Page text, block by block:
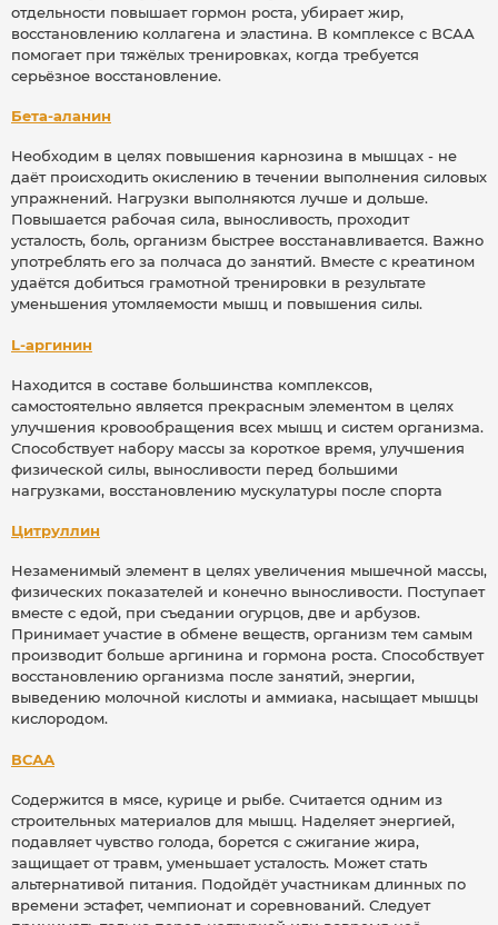
отдельности повышает гормон роста, убирает жир,
восстановлению коллагена и эластина. В комплексе с ВСАА
помогает при тяжёлых тренировках, когда требуется
серьёзное восстановление.
Бета-аланин
Необходим в целях повышения карнозина в мышцах - не
даёт происходить окислению в течении выполнения силовых
упражнений. Нагрузки выполняются лучше и дольше.
Повышается рабочая сила, выносливость, проходит
усталость, боль, организм быстрее восстанавливается. Важно
употреблять его за полчаса до занятий. Вместе с креатином
удаётся добиться грамотной тренировки в результате
уменьшения утомляемости мышц и повышения силы.
L-аргинин
Находится в составе большинства комплексов,
самостоятельно является прекрасным элементом в целях
улучшения кровообращения всех мышц и систем организма.
Способствует набору массы за короткое время, улучшения
физической силы, выносливости перед большими
нагрузками, восстановлению мускулатуры после спорта
Цитруллин
Незаменимый элемент в целях увеличения мышечной массы,
физических показателей и конечно выносливости. Поступает
вместе с едой, при съедании огурцов, две и арбузов.
Принимает участие в обмене веществ, организм тем самым
производит больше аргинина и гормона роста. Способствует
восстановлению организма после занятий, энергии,
выведению молочной кислоты и аммиака, насыщает мышцы
кислородом.
ВСАА
Содержится в мясе, курице и рыбе. Считается одним из
строительных материалов для мышц. Наделяет энергией,
подавляет чувство голода, борется с сжигание жира,
защищает от травм, уменьшает усталость. Может стать
альтернативой питания. Подойдёт участникам длинных по
времени эстафет, чемпионат и соревнований. Следует